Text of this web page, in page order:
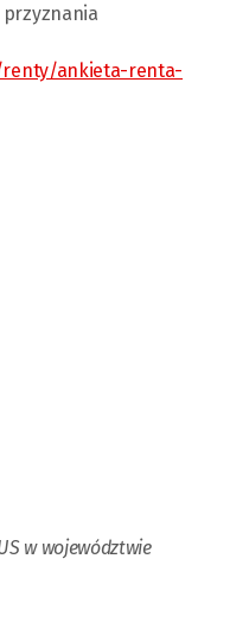
renty/ankieta-renta-
w województwie